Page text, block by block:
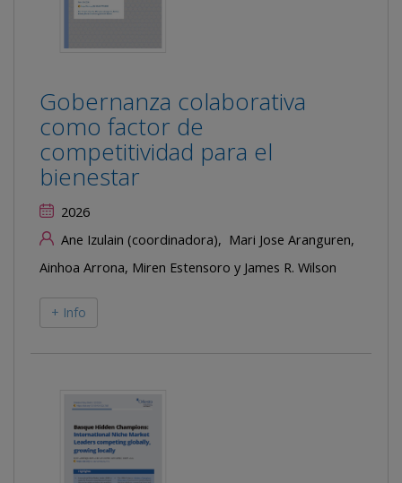
Gobernanza colaborativa
como factor de
competitividad para el
bienestar
2026
Ane Izulain (coordinadora), Mari Jose Aranguren,
Ainhoa Arrona, Miren Estensoro y James R. Wilson
+ Info